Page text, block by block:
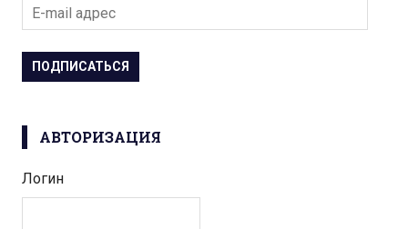
-
m
l
р
АВТОРИЗАЦИЯ
Логин